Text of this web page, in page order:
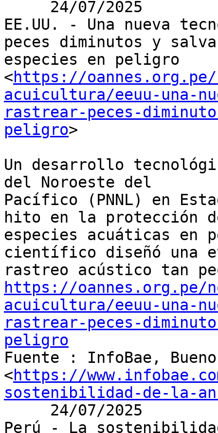
EE.UU. - Una nueva
peces diminutos y
especies en peligro
<https://
acuicultura/eeuu-una-
rastrear-peces-
peligro>
Un desarrollo
del Noroeste del
Pacífico (PNNL) en
hito en la protección
especies acuáticas en
científico diseñó una
https://oannes.org.pe/
acuicultura/eeuu-una-
rastrear-peces-
peligro
Fuente : InfoBae,
<https://
sostenibilidad-de-la-
Perú - La